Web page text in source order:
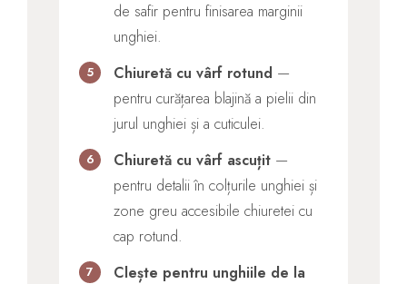
de safir pentru finisarea marginii
unghiei.
5 Chiuretă cu vârf rotund —
pentru curățarea blajină a pielii din
jurul unghiei și a cuticulei.
6 Chiuretă cu vârf ascuțit —
pentru detalii în colțurile unghiei și
zone greu accesibile chiuretei cu
cap rotund.
7
Clește pentru unghiile de la